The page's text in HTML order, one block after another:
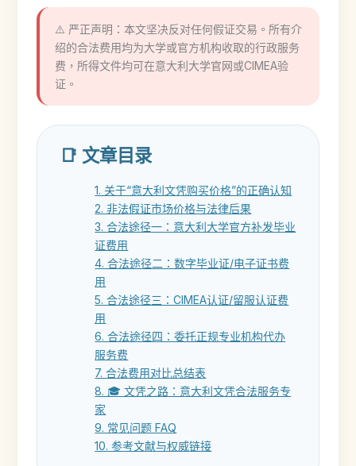
⚠️ 严正声明：本文坚决反对任何假证交易。所有介
绍的合法费用均为大学或官方机构收取的行政服务
费，所得文件均可在意大利大学官网或CIMEA验
证。
📑 文章目录
1. 关于“意大利文凭购买价格”的正确认知
2. 非法假证市场价格与法律后果
3. 合法途径一：意大利大学官方补发毕业
证费用
4. 合法途径二：数字毕业证/电子证书费
用
5. 合法途径三：CIMEA认证/留服认证费
用
6. 合法途径四：委托正规专业机构代办
服务费
7. 合法费用对比总结表
8. 🎓 文凭之路：意大利文凭合法服务专
家
9. 常见问题 FAQ
10. 参考文献与权威链接